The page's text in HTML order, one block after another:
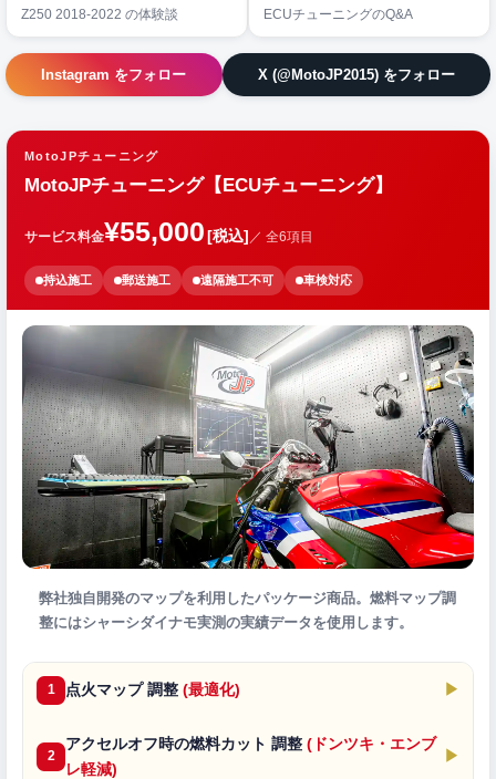
Z250 2018-2022 の体験談 ECUチューニングのQ&A
Instagram をフォロー X (@MotoJP2015) をフォロー
MotoJPチューニング
MotoJPチューニング【ECUチューニング】
サービス料金¥55,000[税込] ／ 全6項目
持込施工 郵送施工 遠隔施工不可 車検対応
弊社独自開発のマップを利用したパッケージ商品。燃料マップ調
整にはシャーシダイナモ実測の実績データを使用します。
1 点火マップ 調整 (最適化) ▶
2
アクセルオフ時の燃料カット 調整 (ドンツキ・エンブ
レ軽減)
▶